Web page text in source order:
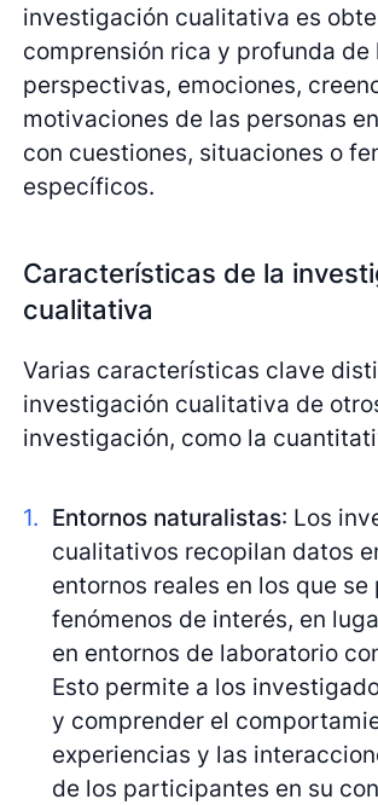
investigación cualitativa es
comprensión rica y profunda de
perspectivas, emociones,
motivaciones de las personas
con cuestiones, situaciones o
específicos.
Características de la
cualitativa
Varias características clave
investigación cualitativa de
investigación, como la
Entornos naturalistas: Los
cualitativos recopilan datos
entornos reales en los que se
fenómenos de interés, en
en entornos de laboratorio
Esto permite a los
y comprender el
experiencias y las
de los participantes en su